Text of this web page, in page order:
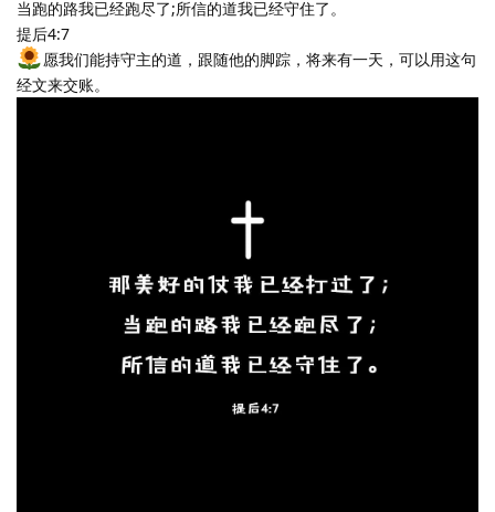
当跑的路我已经跑尽了;所信的道我已经守住了。
提后4:7
愿我们能持守主的道，跟随他的脚踪，将来有一天，可以用这句
经文来交账。